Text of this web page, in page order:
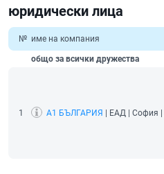
юридически лица
№ име на компания
общо за всички дружества
1 А1 БЪЛГАРИЯ | ЕАД | София |